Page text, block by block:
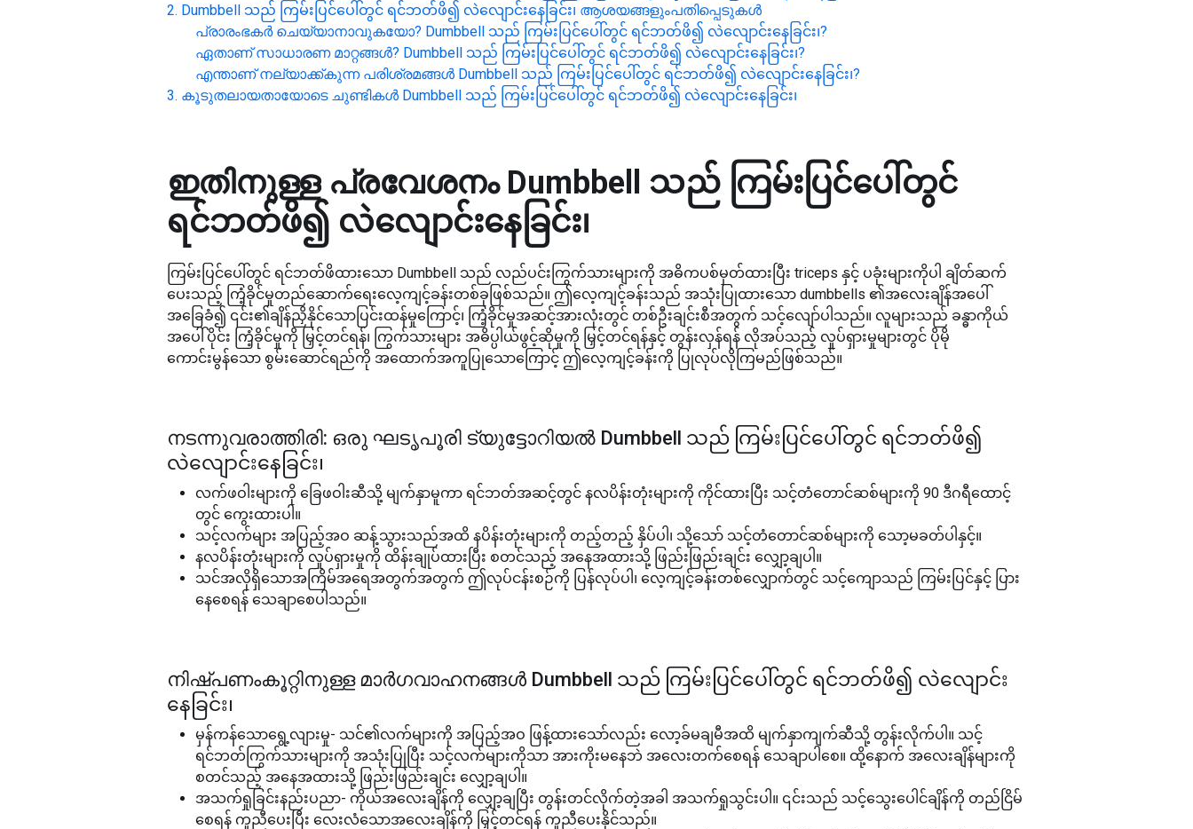
Dumbbell သည် ကြမ်းပြင်ပေါ်တွင် ရင်ဘတ်ဖိ၍ လဲလျောင်းနေခြင်း၊ ആശയങ്ങളുംപതിപ്പെടുകള്‍
പ്രാരംഭകര്‍ ചെയ്യാനാവുകയോ? Dumbbell သည် ကြမ်းပြင်ပေါ်တွင် ရင်ဘတ်ဖိ၍ လဲလျောင်းနေခြင်း၊?
ഏതാണ് സാധാരണ മാറ്റങ്ങൾ? Dumbbell သည် ကြမ်းပြင်ပေါ်တွင် ရင်ဘတ်ဖိ၍ လဲလျောင်းနေခြင်း၊?
എന്താണ് നല്യാക്ക്കുന്ന പരിശ്രമങ്ങൾ Dumbbell သည် ကြမ်းပြင်ပေါ်တွင် ရင်ဘတ်ဖိ၍ လဲလျောင်းနေခြင်း၊?
കൂടുതലായതായോടെ ചുണ്ടികൾ Dumbbell သည် ကြမ်းပြင်ပေါ်တွင် ရင်ဘတ်ဖိ၍ လဲလျောင်းနေခြင်း၊
ഇതിനുള്ള പ്രവേശനം Dumbbell သည် ကြမ်းပြင်ပေါ်တွင်
ရင်ဘတ်ဖိ၍ လဲလျောင်းနေခြင်း၊
ကြမ်းပြင်ပေါ်တွင် ရင်ဘတ်ဖိထားသော Dumbbell သည် လည်ပင်းကြွက်သားများကို အဓိကပစ်မှတ်ထားပြီး triceps နှင့် ပခုံးများကိုပါ ချိတ်ဆက်
ပေးသည့် ကြံ့ခိုင်မှုတည်ဆောက်ရေးလေ့ကျင့်ခန်းတစ်ခုဖြစ်သည်။ ဤလေ့ကျင့်ခန်းသည် အသုံးပြုထားသော dumbbells ၏အလေးချိန်အပေါ်
အခြေခံ၍ ၎င်း၏ချိန်ညှိနိုင်သောပြင်းထန်မှုကြောင့်၊ ကြံ့ခိုင်မှုအဆင့်အားလုံးတွင် တစ်ဦးချင်းစီအတွက် သင့်လျော်ပါသည်။ လူများသည် ခန္ဓာကိုယ်
အပေါ်ပိုင်း ကြံ့ခိုင်မှုကို မြှင့်တင်ရန်၊ ကြွက်သားများ အဓိပ္ပါယ်ဖွင့်ဆိုမှုကို မြှင့်တင်ရန်နှင့် တွန်းလှန်ရန် လိုအပ်သည့် လှုပ်ရှားမှုများတွင် ပိုမို
ကောင်းမွန်သော စွမ်းဆောင်ရည်ကို အထောက်အကူပြုသောကြောင့် ဤလေ့ကျင့်ခန်းကို ပြုလုပ်လိုကြမည်ဖြစ်သည်။
നടന്നുവരാത്തിരി: ഒരു ഘടൃപൂരി ട്യുട്ടോറിയൽ Dumbbell သည် ကြမ်းပြင်ပေါ်တွင် ရင်ဘတ်ဖိ၍
လဲလျောင်းနေခြင်း၊
လက်ဖဝါးများကို ခြေဖဝါးဆီသို့ မျက်နှာမူကာ ရင်ဘတ်အဆင့်တွင် နလပိန်းတုံးများကို ကိုင်ထားပြီး သင့်တံတောင်ဆစ်များကို 90 ဒီဂရီထောင့်
တွင် ကွေးထားပါ။
သင့်လက်များ အပြည့်အဝ ဆန့်သွားသည်အထိ နပိန်းတုံးများကို တည့်တည့် နှိပ်ပါ၊ သို့သော် သင့်တံတောင်ဆစ်များကို သော့မခတ်ပါနှင့်။
နလပိန်းတုံးများကို လှုပ်ရှားမှုကို ထိန်းချုပ်ထားပြီး စတင်သည့် အနေအထားသို့ ဖြည်းဖြည်းချင်း လျှော့ချပါ။
သင်အလိုရှိသောအကြိမ်အရေအတွက်အတွက် ဤလုပ်ငန်းစဉ်ကို ပြန်လုပ်ပါ၊ လေ့ကျင့်ခန်းတစ်လျှောက်တွင် သင့်ကျောသည် ကြမ်းပြင်နှင့် ပြား
နေစေရန် သေချာစေပါသည်။
നിഷ്പണംകൂറ്റിനുള്ള മാര്‍ഗവാഹനങ്ങൾ Dumbbell သည် ကြမ်းပြင်ပေါ်တွင် ရင်ဘတ်ဖိ၍ လဲလျောင်း
နေခြင်း၊
မှန်ကန်သောရွေ့လျားမှု- သင်၏လက်များကို အပြည့်အဝ ဖြန့်ထားသော်လည်း လော့ခ်မချမီအထိ မျက်နှာကျက်ဆီသို့ တွန်းလိုက်ပါ။ သင့်
ရင်ဘတ်ကြွက်သားများကို အသုံးပြုပြီး သင့်လက်များကိုသာ အားကိုးမနေဘဲ အလေးတက်စေရန် သေချာပါစေ။ ထို့နောက် အလေးချိန်များကို
စတင်သည့် အနေအထားသို့ ဖြည်းဖြည်းချင်း လျှော့ချပါ။
အသက်ရှုခြင်းနည်းပညာ- ကိုယ်အလေးချိန်ကို လျှော့ချပြီး တွန်းတင်လိုက်တဲ့အခါ အသက်ရှုသွင်းပါ။ ၎င်းသည် သင့်သွေးပေါင်ချိန်ကို တည်ငြိမ်
စေရန် ကူညီပေးပြီး လေးလံသောအလေးချိန်ကို မြှင့်တင်ရန် ကူညီပေးနိုင်သည်။